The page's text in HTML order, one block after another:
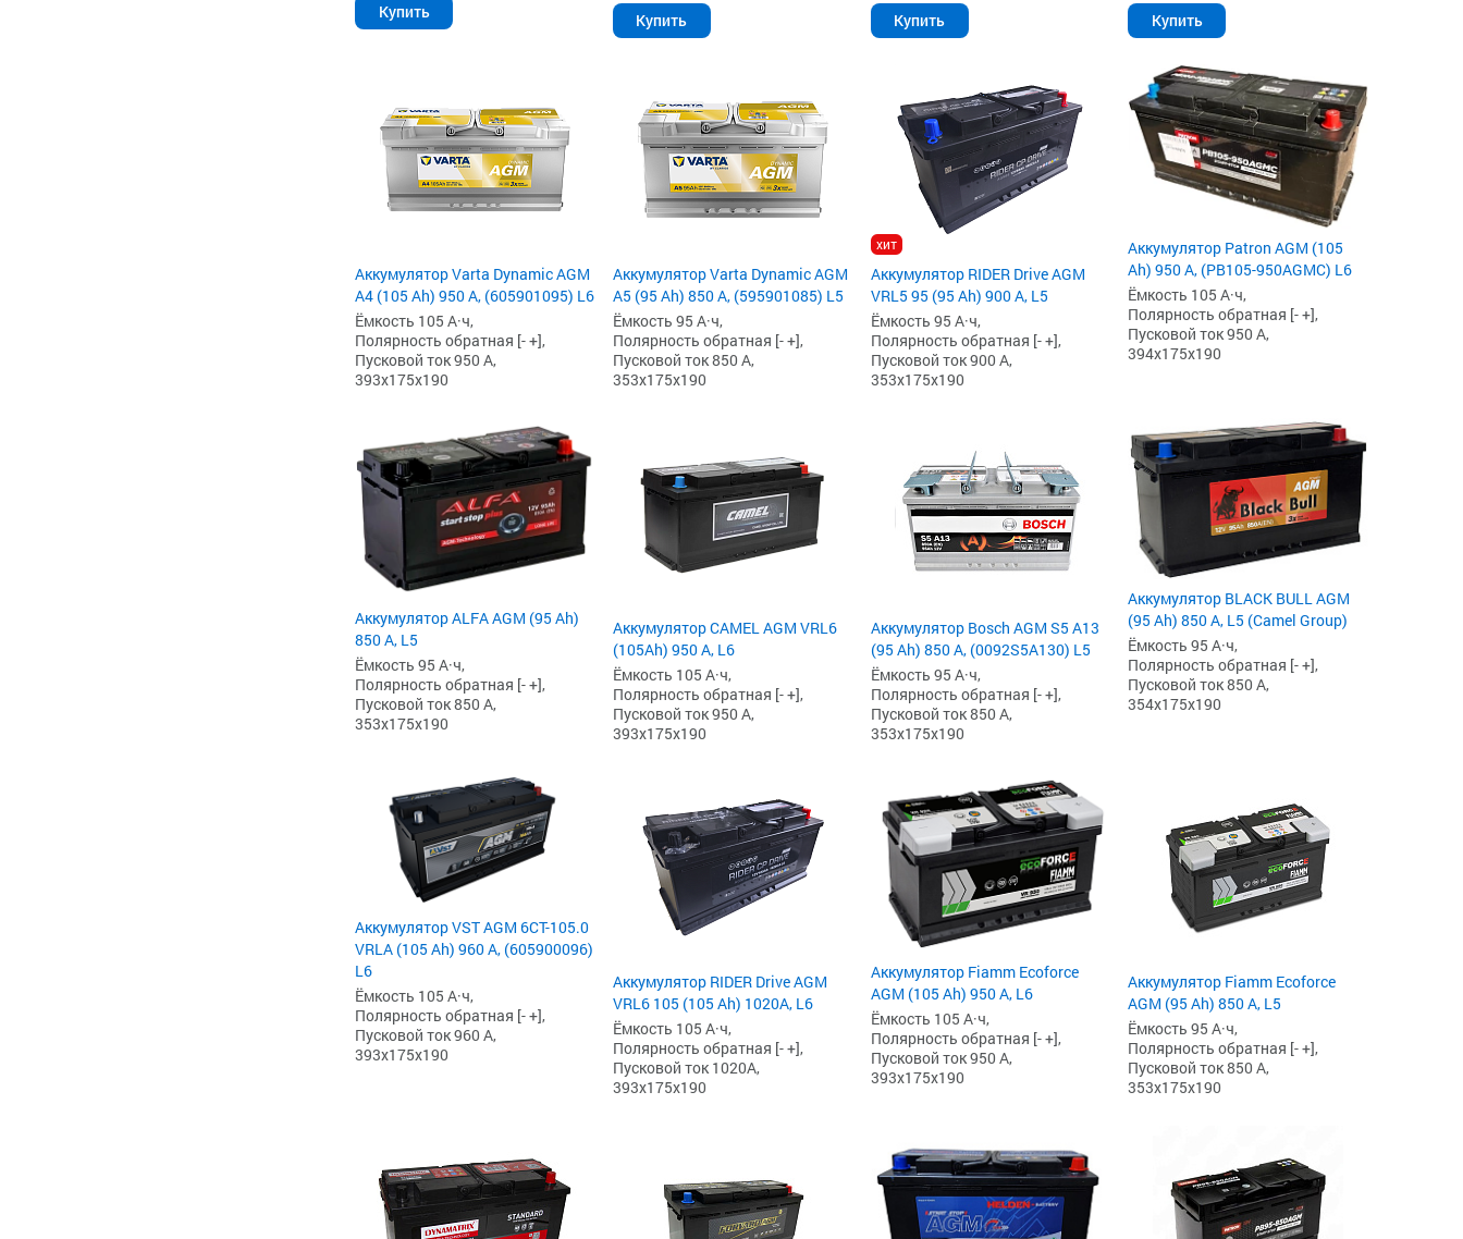
Купить Купить Купить Купить
Аккумулятор Varta Dynamic AGM
A4 (105 Ah) 950 А, (605901095) L6
Ёмкость 105 А·ч,
Полярность обратная [- +],
Пусковой ток 950 А,
393x175x190
Аккумулятор Varta Dynamic AGM
A5 (95 Ah) 850 А, (595901085) L5
Ёмкость 95 А·ч,
Полярность обратная [- +],
Пусковой ток 850 А,
353x175x190
хит
Аккумулятор RIDER Drive AGM
VRL5 95 (95 Ah) 900 А, L5
Ёмкость 95 А·ч,
Полярность обратная [- +],
Пусковой ток 900 А,
353x175x190
Аккумулятор Patron AGM (105
Ah) 950 А, (PB105-950AGMC) L6
Ёмкость 105 А·ч,
Полярность обратная [- +],
Пусковой ток 950 А,
394x175x190
Аккумулятор ALFA AGM (95 Ah)
850 А, L5
Ёмкость 95 А·ч,
Полярность обратная [- +],
Пусковой ток 850 А,
353x175x190
Аккумулятор CAMEL AGM VRL6
(105Ah) 950 А, L6
Ёмкость 105 А·ч,
Полярность обратная [- +],
Пусковой ток 950 А,
393x175x190
Аккумулятор Bosch AGM S5 А13
(95 Ah) 850 А, (0092S5A130) L5
Ёмкость 95 А·ч,
Полярность обратная [- +],
Пусковой ток 850 А,
353x175x190
Аккумулятор BLACK BULL AGM
(95 Ah) 850 А, L5 (Camel Group)
Ёмкость 95 А·ч,
Полярность обратная [- +],
Пусковой ток 850 А,
354x175x190
Аккумулятор VST AGM 6СТ-105.0
VRLA (105 Ah) 960 А, (605900096)
L6
Ёмкость 105 А·ч,
Полярность обратная [- +],
Пусковой ток 960 А,
393x175x190
Аккумулятор RIDER Drive AGM
VRL6 105 (105 Ah) 1020А, L6
Ёмкость 105 А·ч,
Полярность обратная [- +],
Пусковой ток 1020А,
393x175x190
Аккумулятор Fiamm Ecoforce
AGM (105 Ah) 950 А, L6
Ёмкость 105 А·ч,
Полярность обратная [- +],
Пусковой ток 950 А,
393x175x190
Аккумулятор Fiamm Ecoforce
AGM (95 Ah) 850 A, L5
Ёмкость 95 А·ч,
Полярность обратная [- +],
Пусковой ток 850 А,
353x175x190